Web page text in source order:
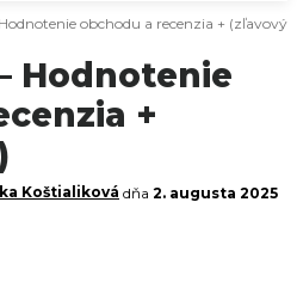
obchodu a recenzia + (zľavový
Hodnotenie
+
Koštialiková dňa 2. augusta 2025